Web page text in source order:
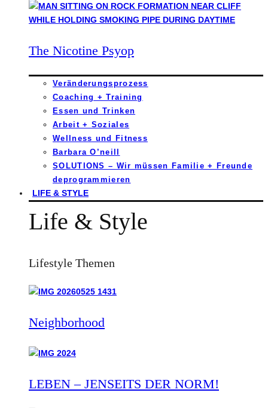
The Nicotine Psyop
Veränderungsprozess
Coaching + Training
Essen und Trinken
Arbeit + Soziales
Wellness und Fitness
Barbara O’neill
SOLUTIONS – Wir müssen Familie + Freunde
deprogrammieren
LIFE & STYLE
Life & Style
Lifestyle Themen
Neighborhood
LEBEN – JENSEITS DER NORM!